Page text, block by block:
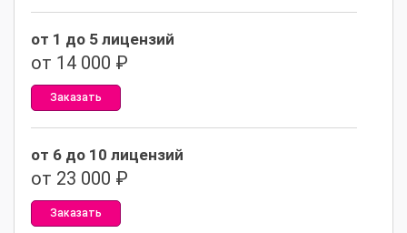
от 1 до 5 лицензий
от 14 000 ₽
Заказать
от 6 до 10 лицензий
от 23 000 ₽
Заказать